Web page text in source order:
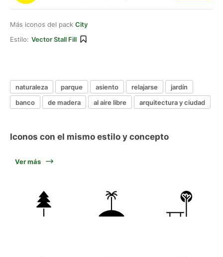
Más iconos del pack City
Estilo: Vector Stall Fill
naturaleza parque asiento relajarse
jardín
banco
de madera al aire libre arquitectura y ciudad
Iconos con el mismo estilo y concepto
Ver más